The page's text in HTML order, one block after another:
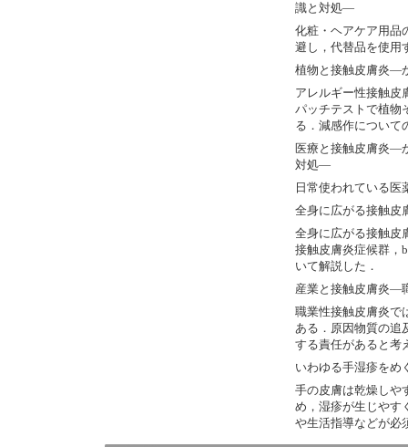
識と対処―
化粧・ヘアケア用品
避し，代替品を使用
植物と接触皮膚炎―
アレルギー性接触皮
パッチテストで植物
る．減感作について
医療と接触皮膚炎―
対処―
日常使われている医
全身に広がる接触
全身に広がる接触皮
接触皮膚炎症候群，
いて解説した．
産業と接触皮膚炎―
職業性接触皮膚炎で
ある．原因物質の追
する責任があると考
いわゆる手湿疹を
手の皮膚は乾燥しや
め，湿疹が生じやす
や生活指導などが必